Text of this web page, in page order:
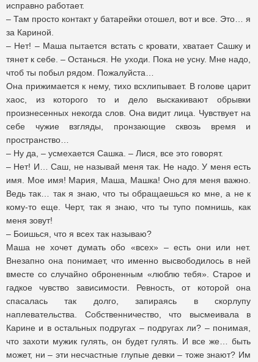
исправно работает.
– Там просто контакт у батарейки отошел, вот и все. Это… я
за Кариной.
– Нет! – Маша пытается встать с кровати, хватает Сашку и
тянет к себе. – Останься. Не уходи. Пока не усну. Мне надо,
чтоб ты побыл рядом. Пожалуйста…
Она прижимается к нему, тихо всхлипывает. В голове царит
хаос, из которого то и дело выскакивают обрывки
произнесенных некогда слов. Она видит лица. Чувствует на
себе чужие взгляды, пронзающие сквозь время и
пространство…
– Ну да, – усмехается Сашка. – Лися, все это говорят.
– Нет! И… Саш, не называй меня так. Не надо. У меня есть
имя. Мое имя! Мария, Маша, Машка! Оно для меня важно.
Ведь так… так я знаю, что ты обращаешься ко мне, а не к
кому-то еще. Черт, так я знаю, что ты тупо помнишь, как
меня зовут!
– Боишься, что я всех так называю?
Маша не хочет думать обо «всех» – есть они или нет.
Внезапно она понимает, что именно высвободилось в ней
вместе со случайно оброненным «люблю тебя». Старое и
гадкое чувство зависимости. Ревность, от которой она
спасалась так долго, запираясь в скорлупу
наплевательства. Собственничество, что высмеивала в
Карине и в остальных подругах – подругах ли? – понимая,
что захоти мужик гулять, он будет гулять. И все же… быть
может, ни – эти несчастные глупые девки – тоже знают? Им